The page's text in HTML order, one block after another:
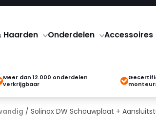
Haarden Onderdelen Accessoires
Meer dan 12.000 onderdelen
verkrijgbaar
/ Solinox DW Schouwplaat +